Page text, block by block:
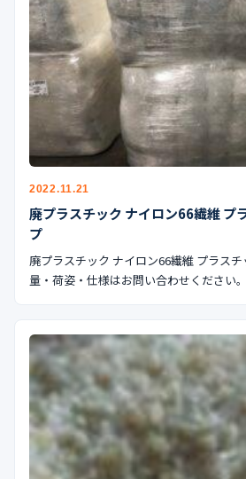
2022.11.21
廃プラスチック ナイロン66繊維 プ
プ
廃プラスチック ナイロン66繊維 プラス
量・荷姿・仕様はお問い合わせください。